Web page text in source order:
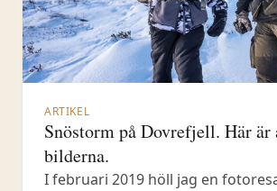
ARTIKEL
Snöstorm på Dovrefjell. Här är
bilderna.
I februari 2019 höll jag en